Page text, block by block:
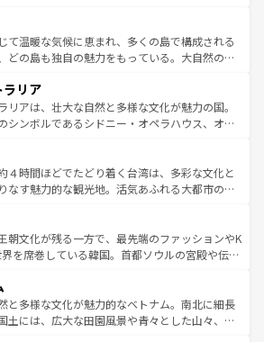
無料で観光を楽しむこともできる。 なお、新
情報はコンテンツ一覧 を参照してほしい。
大都市は、観光、ショッピング、エンターテイ
詰まった刺激的なスポットだ。一方、アメリカ
自然が広がり、グランドキャニオンやイエロー
オーリンズでは、音楽と美食が融合した独特の
。旅行者はアメリカの各地域で異なる魅力を楽
、その多様性と豊かな歴史を感じることができ
旅のスタイルだ。 なお、新着のアメリカ
テンツ一覧を参照してほしい。
て温暖な気候に恵まれ、多くの島で構成される
どの島も独自の魅力をもっている。大自然の神
逃せない。また、定番の観光地といえばオアフ
かな自然を求めるならマウイ島やカウアイ島が
エメラルドグリーンに輝く海をはじめ、豊かな
なしの心で訪れる人々を迎えてくれるハワイの
しいローカルフードやハワイアンミュージッ
なフラダンスなど、すべてがハワイの魅力を彩
ってほしい。 なお、新着のハワイ情報
ツ一覧を参照してほしい。
ラリア
リアは、壮大な自然と多様な文化が魅力の国。
シンボルであるシドニー・オペラハウス、オー
や大陸中央部にそびえるウルル（エアーズロッ
マニアの美しい原生林やケアンズの熱帯雨林な
ろがたくさん。また、カフェやワイン、オージ
ティビティも充実しており、サーフィンやダイ
イキングなど、アウトドア好きにはたまらな
トラリアの多彩な魅力を存分に味わいつくそ
しい。
４時間ほどでたどり着く台湾は、多彩な文化と
なす魅力的な観光地。活気あふれる大都市の台
つな山岳地帯である台湾東部など、都市の喧騒
けさが共存しており、訪れる人に新しい発見と
らしてくれる。また、奥深い台湾の食文化も魅
と評判のスイーツなど、バラエティ豊かな料理
が味わえる。 なお、新着の台湾情報は コンテンツ一覧を参
い。
朝文化が残る一方で、最先端のファッションやK
を席巻している韓国。首都ソウルの宮殿や伝統
足を延ばせば四季折々の自然美を楽しむことが
して、キムチや焼肉、絶品のストリートフード
ざまな韓国料理が待っている。夜には、韓国な
と多様な文化が魅力的なベトナム。南北に細長
土には、広大な田園風景や青々とした山々、世